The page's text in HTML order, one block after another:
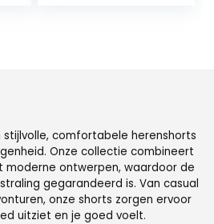
stijlvolle, comfortabele herenshorts
Onze collectie combineert
ontwerpen, waardoor de
gegarandeerd is. Van casual
onze shorts zorgen ervoor
uitziet en je goed voelt.